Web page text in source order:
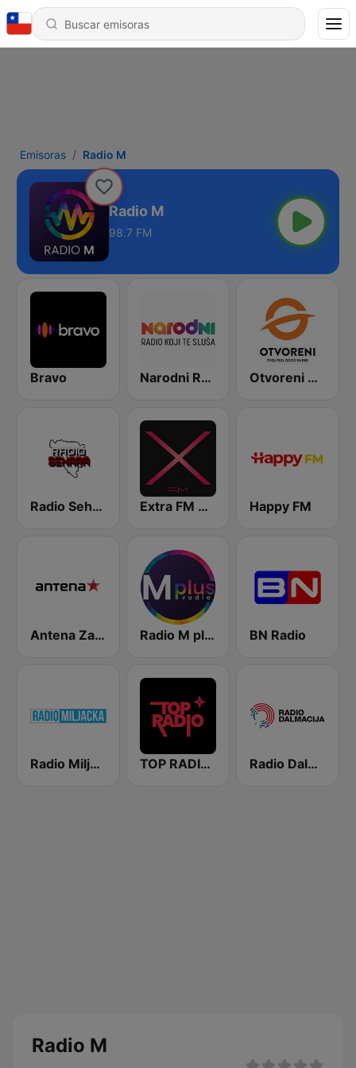
Emisoras Radio M
Radio M
98.7 FM
Bravo Narodni Radio Otvoreni Radio
Radio Sehara Extra FM 93.6 Happy FM
Antena Zagreb Radio M plus BN Radio
Radio Miljacka TOP RADIO 101 Radio Dalmacija
Radio M